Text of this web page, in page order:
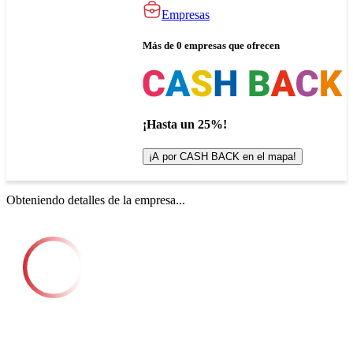
Empresas
Más de 0 empresas que ofrecen
¡Hasta un 25%!
¡A por CASH BACK en el mapa!
Obteniendo detalles de la empresa...